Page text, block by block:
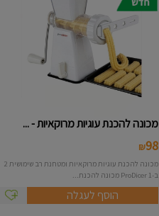
מכונה להכנת עוגיות מרוקאיות - ...
98
₪
מכונה להכנת עוגיות מרוקאיות ומטחנת רב שימושית 2
ב-1 ProDicer מכונה להכנת...
הוסף לעגלה